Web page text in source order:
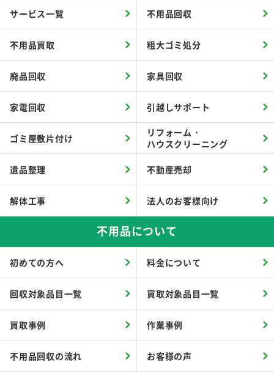
サービス一覧 不用品回収
不用品買取 粗大ゴミ処分
廃品回収 家具回収
家電回収 引越しサポート
ゴミ屋敷片付け
リフォーム・
ハウスクリーニング
遺品整理 不動産売却
解体工事 法人のお客様向け
不用品について
初めての方へ 料金について
回収対象品目一覧 買取対象品目一覧
買取事例 作業事例
不用品回収の流れ お客様の声